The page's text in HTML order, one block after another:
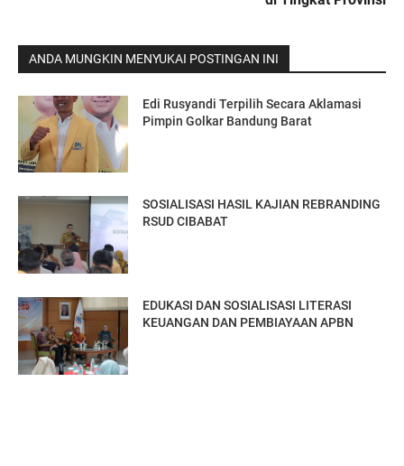
ANDA MUNGKIN MENYUKAI POSTINGAN INI
Edi Rusyandi Terpilih Secara Aklamasi
Pimpin Golkar Bandung Barat
SOSIALISASI HASIL KAJIAN REBRANDING
RSUD CIBABAT
EDUKASI DAN SOSIALISASI LITERASI
KEUANGAN DAN PEMBIAYAAN APBN